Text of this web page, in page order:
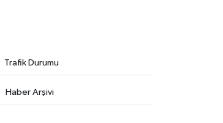
Trafik Durumu
Haber Arşivi